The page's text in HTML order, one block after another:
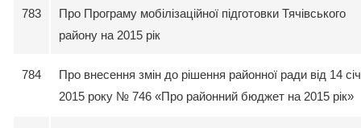
783
Про Програму мобілізаційної підготовки Тячівського
району на 2015 рік
784
Про внесення змін до рішення районної ради від 14
2015 року № 746 «Про районний бюджет на 2015 рік»